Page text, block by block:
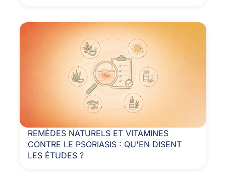
REMÈDES NATURELS ET VITAMINES
CONTRE LE PSORIASIS : QU'EN DISENT
LES ÉTUDES ?